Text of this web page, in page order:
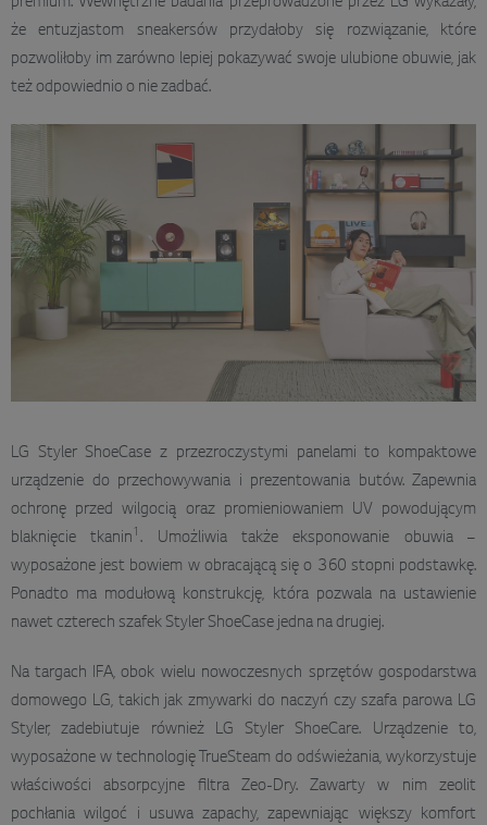
że entuzjastom sneakersów przydałoby się rozwiązanie, które
pozwoliłoby im zarówno lepiej pokazywać swoje ulubione obuwie, jak
też odpowiednio o nie zadbać.
LG Styler ShoeCase z przezroczystymi panelami to kompaktowe
urządzenie do przechowywania i prezentowania butów. Zapewnia
ochronę przed wilgocią oraz promieniowaniem UV powodującym
blaknięcie tkanin 1 . Umożliwia także eksponowanie obuwia –
wyposażone jest bowiem w obracającą się o 360 stopni podstawkę.
Ponadto ma modułową konstrukcję, która pozwala na ustawienie
nawet czterech szafek Styler ShoeCase jedna na drugiej.
Na targach IFA, obok wielu nowoczesnych sprzętów gospodarstwa
domowego LG, takich jak zmywarki do naczyń czy szafa parowa LG
Styler, zadebiutuje również LG Styler ShoeCare. Urządzenie to,
wyposażone w technologię TrueSteam do odświeżania, wykorzystuje
właściwości absorpcyjne filtra Zeo-Dry. Zawarty w nim zeolit
pochłania wilgoć i usuwa zapachy, zapewniając większy komfort